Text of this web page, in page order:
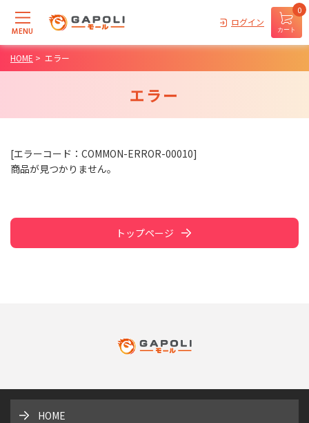
MENU
ログイン
カート
0
HOME > エラー
エラー
[エラーコード：COMMON-ERROR-00010]
商品が見つかりません。
トップページ
HOME